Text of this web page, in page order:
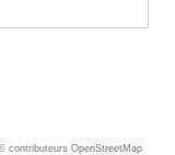
contributeurs OpenStreetMap